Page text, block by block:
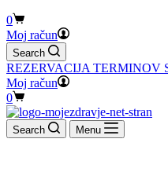
Shopping
cart
0
Moj račun
Search
REZERVACIJA TERMINOV
Moj račun
Shopping
cart
0
Search Menu